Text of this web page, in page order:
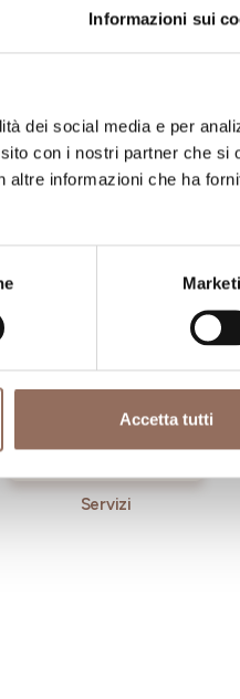
Informazioni sui
dei social media e per
con i nostri partner che si
altre informazioni che ha
Accetta tutti
di Langhe
Servizi